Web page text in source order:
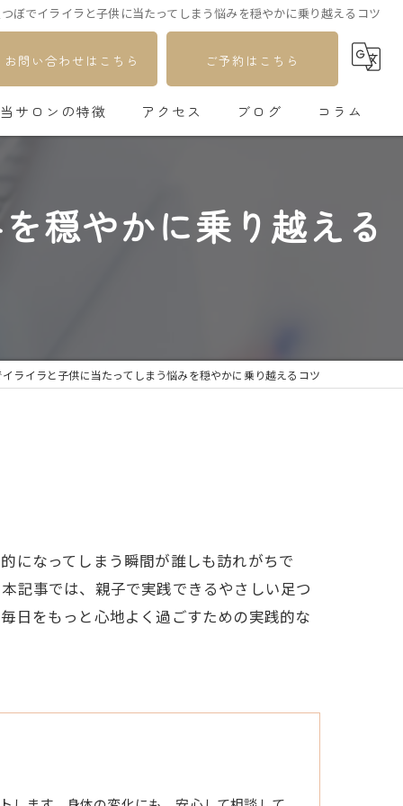
ぼでイライラと子供に当たってしまう悩みを穏やかに乗り越えるコツ
お問い合わせはこちら ご予約はこちら
当サロンの特徴
自律神経
アクセス ブログ コラム
穏やかに乗り越える
ライラと子供に当たってしまう悩みを穏やかに乗り越えるコツ
になってしまう瞬間が誰しも訪れがちで
記事では、親子で実践できるやさしい足つ
日をもっと心地よく過ごすための実践的な